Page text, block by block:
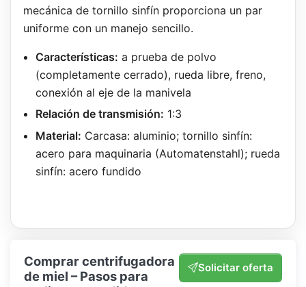
mecánica de tornillo sinfín proporciona un par
uniforme con un manejo sencillo.
Características: a prueba de polvo
(completamente cerrado), rueda libre, freno,
conexión al eje de la manivela
Relación de transmisión: 1:3
Material: Carcasa: aluminio; tornillo sinfín:
acero para maquinaria (Automatenstahl); rueda
sinfín: acero fundido
Comprar centrifugadora
de miel – Pasos para
Solicitar oferta